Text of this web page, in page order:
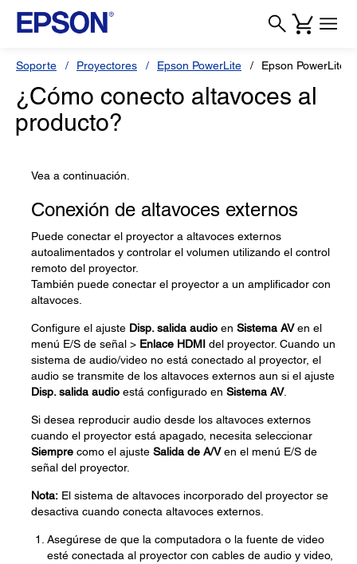
Soporte Proyectores Epson PowerLite Epson PowerLite
¿Cómo conecto altavoces al
producto?
Vea a continuación.
Conexión de altavoces externos
Puede conectar el proyector a altavoces externos
autoalimentados y controlar el volumen utilizando el control
remoto del proyector.
También puede conectar el proyector a un amplificador con
altavoces.
Configure el ajuste Disp. salida audio en Sistema AVen el
menú E/S de señal > Enlace HDMI del proyector. Cuando un
sistema de audio/video no está conectado al proyector, el
audio se transmite de los altavoces externos aun si el ajuste
Disp. salida audio está configurado en Sistema AV.
Si desea reproducir audio desde los altavoces externos
cuando el proyector está apagado, necesita seleccionar
Siempre como el ajuste Salida de A/Ven el menú E/S de
señal del proyector.
Nota: El sistema de altavoces incorporado del proyector se
desactiva cuando conecta altavoces externos.
Asegúrese de que la computadora o la fuente de video
esté conectada al proyector con cables de audio y video,